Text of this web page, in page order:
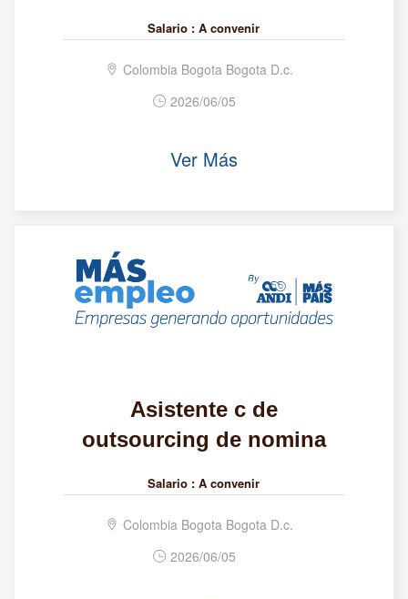
Salario : A convenir
Colombia Bogota Bogota D.c.
2026/06/05
Ver Más
Asistente c de
outsourcing de nomina
Salario : A convenir
Colombia Bogota Bogota D.c.
2026/06/05